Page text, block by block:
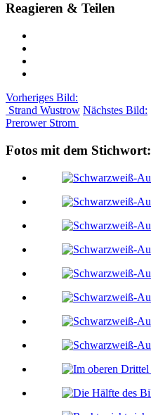
Reagieren & Teilen
Vorheriges Bild:
Strand Wustrow Nächstes Bild:
Prerower Strom
Fotos mit dem Stichwort: